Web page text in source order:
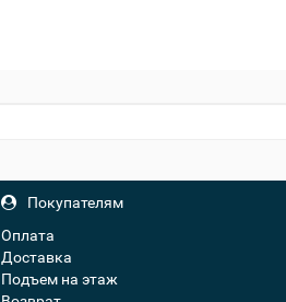
Покупателям
Оплата
Доставка
Подъем на этаж